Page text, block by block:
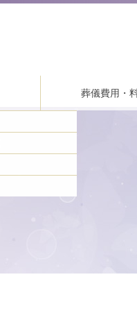
葬儀費用・